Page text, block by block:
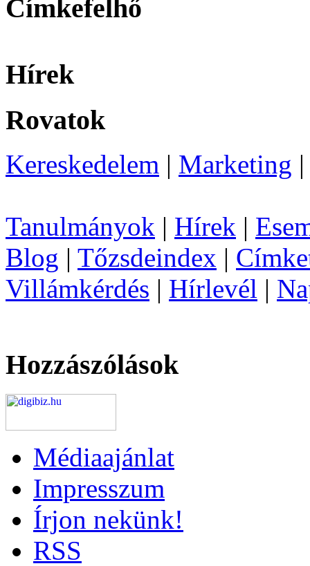
Címkefelhő
Hírek
Rovatok
Kereskedelem | Marketing
Tanulmányok | Hírek |
Blog | Tőzsdeindex |
Villámkérdés | Hírlevél |
Hozzászólások
Médiaajánlat
Impresszum
Írjon nekünk!
RSS